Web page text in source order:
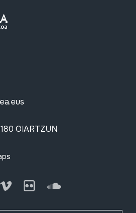
OIARTZUN
Vimeo Flickr SoundCloud